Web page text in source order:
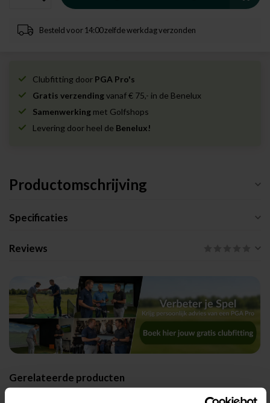
Besteld voor 14:00 zelfde werkdag verzonden
Clubfitting door PGA Pro's
Gratis verzendingvanaf € 75,- in de Benelux
Samenwerking met Golfshops
Levering door heel de Benelux!
Productomschrijving
Specificaties
Reviews
Gerelateerde producten